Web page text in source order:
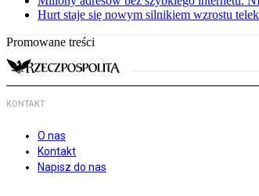
Hurt staje się nowym silnikiem wzrostu
Promowane treści
KONTAKT
O nas
Kontakt
Napisz do nas